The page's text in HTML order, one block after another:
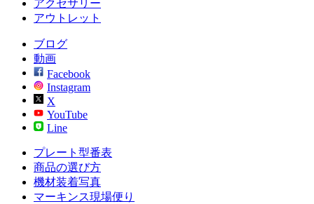
アクセサリー
アウトレット
ブログ
動画
Facebook
Instagram
X
YouTube
Line
プレート型番表
商品の選び方
機材装着写真
マーキンス現場便り